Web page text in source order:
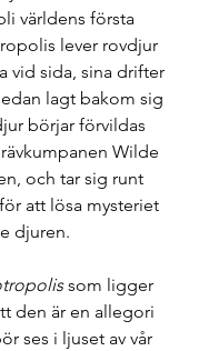
världens första
lever rovdjur
vid sida, sina drifter
lagt bakom sig
börjar förvildas
Wilde
och tar sig runt
att lösa mysteriet
djuren.
som ligger
den är en allegori
ses i ljuset av vår